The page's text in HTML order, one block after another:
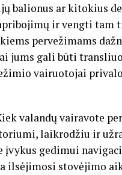
balionus ar kitokius
ir vengti tam
pervežimams
jums gali būti
vairuotojai
valandų vairavote
laikrodžiu ir
įvykus gedimui
ilsėjimosi stovėjimo